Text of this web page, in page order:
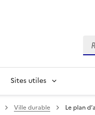
Sites utiles
Ville durable Le plan